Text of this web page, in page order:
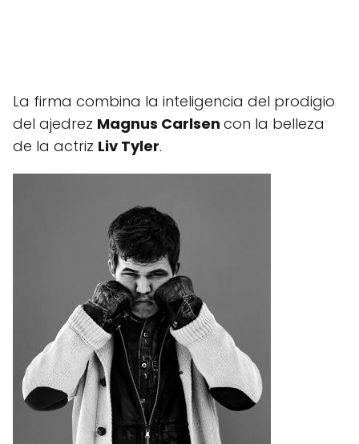
La firma combina la inteligencia del prodigio
del ajedrez Magnus Carlsen con la belleza
de la actriz Liv Tyler.